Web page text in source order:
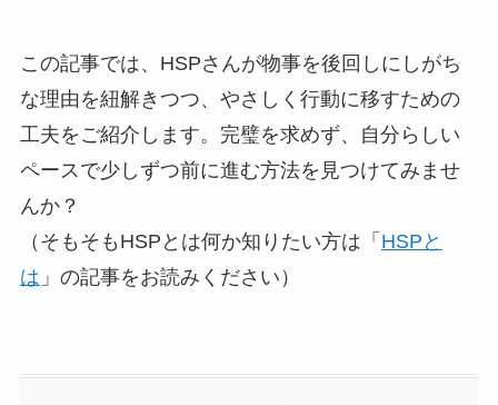
この記事では、HSPさんが物事を後回しにしがち
な理由を紐解きつつ、やさしく行動に移すための
工夫をご紹介します。完璧を求めず、自分らしい
ペースで少しずつ前に進む方法を見つけてみませ
んか？
（そもそもHSPとは何か知りたい方は「 HSPと
は 」の記事をお読みください）